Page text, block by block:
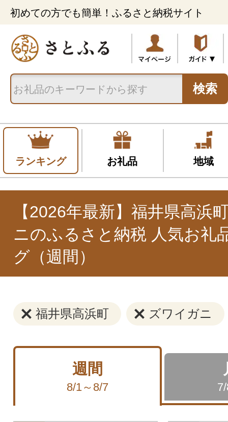
初めての方でも簡単！ふるさと納税サイト
検索
ランキング お礼品 地域
【2026年最新】福井県高浜
ニのふるさと納税 人気お礼
グ（週間）
福井県高浜町 ズワイガニ
週間
8/1～8/7